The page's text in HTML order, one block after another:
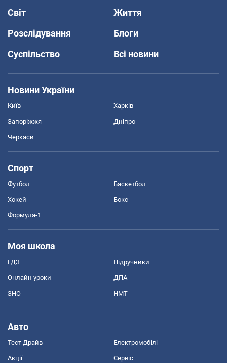
Світ
Життя
Розслідування
Блоги
Суспільство
Всі новини
Новини України
Київ Харків
Запоріжжя Дніпро
Черкаси
Спорт
Футбол Баскетбол
Хокей Бокс
Формула-1
Моя школа
ГДЗ Підручники
Онлайн уроки ДПА
ЗНО НМТ
Авто
Тест Драйв Електромобілі
Акції Сервіс